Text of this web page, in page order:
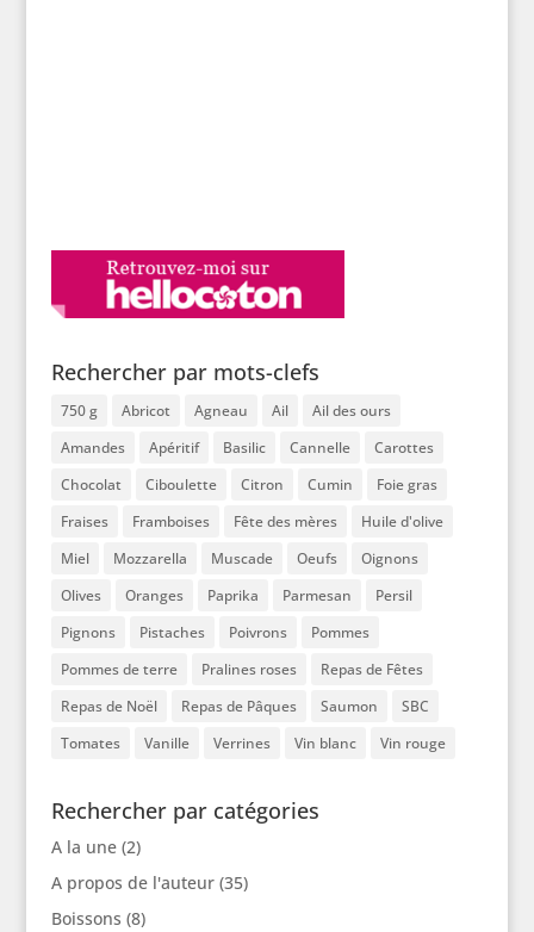
Rechercher par mots-clefs
750 g Abricot Agneau Ail
Ail des ours
Amandes
Apéritif Basilic Cannelle
Carottes
Chocolat
Ciboulette Citron Cumin
Foie gras
Fraises
Framboises Fête des mères
Huile d'olive
Miel
Mozzarella Muscade Oeufs
Oignons
Olives
Oranges Paprika Parmesan
Persil
Pignons
Pistaches Poivrons
Pommes
Pommes de terre
Pralines roses
Repas de Fêtes
Repas de Noël
Repas de Pâques Saumon
SBC
Tomates
Vanille Verrines Vin blanc Vin rouge
Rechercher par catégories
A la une(2)
A propos de l'auteur(35)
Boissons (8)